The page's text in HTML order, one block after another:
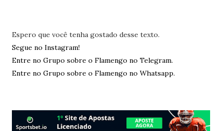
Espero que você tenha gostado desse texto.
Segue no Instagram!
Entre no Grupo sobre o Flamengo no Telegram.
Entre no Grupo sobre o Flamengo no Whatsapp.